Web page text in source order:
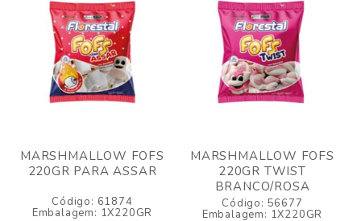
MARSHMALLOW FOFS
220GR PARA ASSAR
Código: 61874
Embalagem: 1X220GR
MARSHMALLOW FOFS
220GR TWIST
BRANCO/ROSA
Código: 56677
Embalagem: 1X220GR